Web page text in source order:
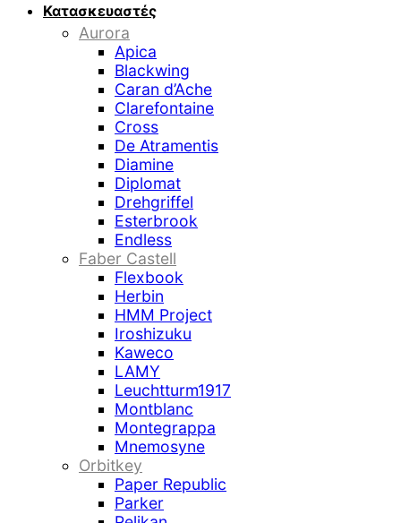
Κατασκευαστές
Aurora
Apica
Blackwing
Caran d’Ache
Clarefontaine
Cross
De Atramentis
Diamine
Diplomat
Drehgriffel
Esterbrook
Endless
Faber Castell
Flexbook
Herbin
HMM Project
Iroshizuku
Kaweco
LAMY
Leuchtturm1917
Montblanc
Montegrappa
Mnemosyne
Orbitkey
Paper Republic
Parker